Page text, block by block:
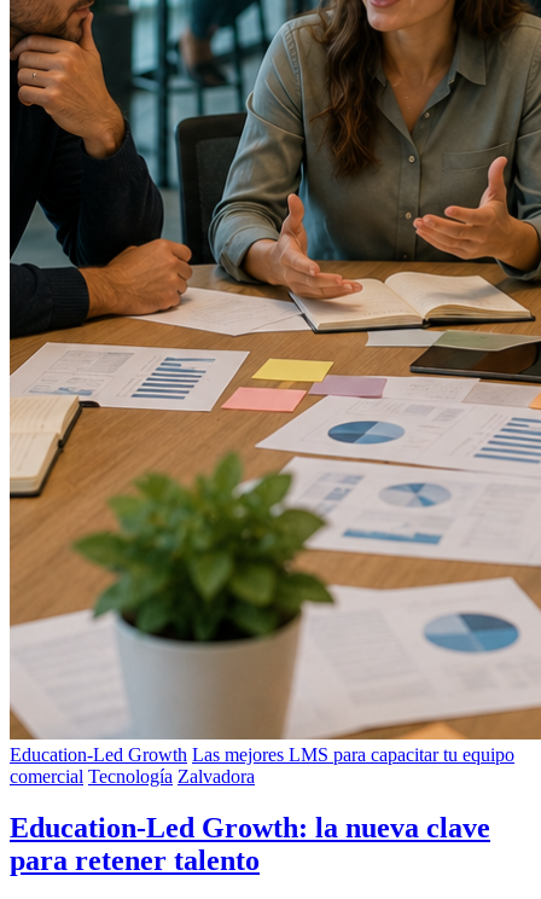
Education-Led Growth Las mejores LMS para capacitar tu equipo
comercial Tecnología Zalvadora
Education-Led Growth: la nueva clave
para retener talento